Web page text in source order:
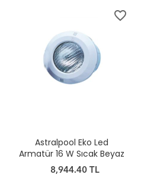
favorite_border
Astralpool Eko Led
Armatür 16 W Sıcak Beyaz
8,944.40 TL